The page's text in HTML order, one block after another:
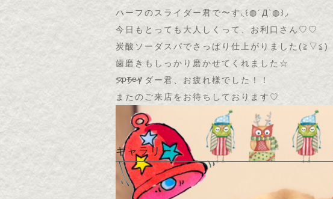
ハーフのスライダー君で〜す◟꒰◍´Д‵◍꒱◞
今日もとっても大人しくって、お利口さん♡♡
炭酸ソーダスパでさっぱり仕上がりました(≧▽≦)ゞ
歯磨きもしっかり磨かせてくれました☆
スライダー君、お疲れ様でした！！
またのご来店をお待ちしております♡
<prev
ギャラリー